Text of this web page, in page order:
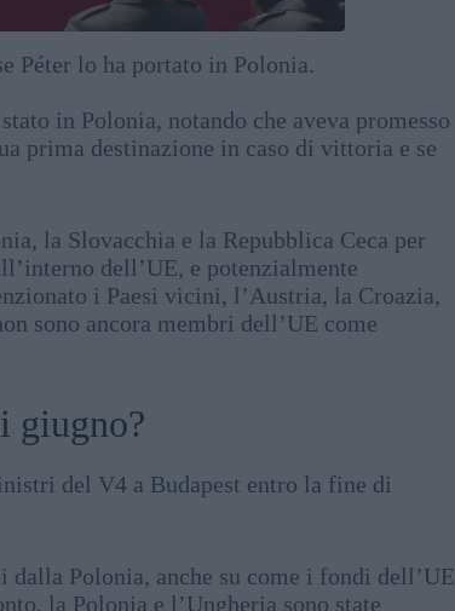
Péter lo ha portato in Polonia.
in Polonia, notando che aveva promesso
prima destinazione in caso di vittoria e se
la Slovacchia e la Repubblica Ceca per
dell’UE, e potenzialmente
i Paesi vicini, l’Austria, la Croazia,
sono ancora membri dell’UE come
giugno?
del V4 a Budapest entro la fine di
dalla Polonia, anche su come i fondi dell’UE
la Polonia e l’Ungheria sono state